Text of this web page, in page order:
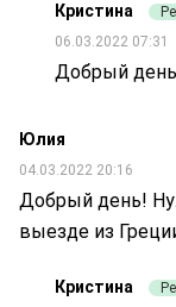
Кристина
06.03.2022 07:31
Добрый
Юлия
04.03.2022 20:16
Добрый день!
выезде из
Кристина